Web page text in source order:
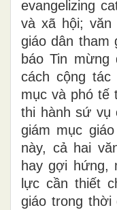
evangelizing
và xã hội;
giáo dân tham
báo Tin mừng
cách cộng
mục và phó tế
thi hành sứ vụ
giám mục
này, cả hai
hay gợi hứng,
lực cần thiết
giáo trong thời